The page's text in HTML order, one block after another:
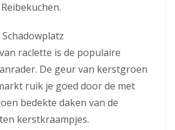
raclette is de populaire
De geur van kerstgroen
ruik je goed door de met
bedekte daken van de
kerstkraampjes.